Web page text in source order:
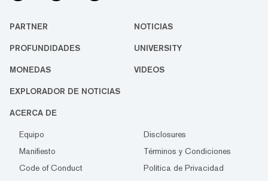
PARTNER NOTICIAS
PROFUNDIDADES UNIVERSITY
MONEDAS VIDEOS
EXPLORADOR DE NOTICIAS
ACERCA DE
Equipo
Disclosures
Manifiesto
Términos y Condiciones
Code of Conduct
Política de Privacidad